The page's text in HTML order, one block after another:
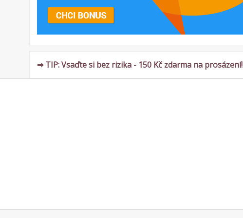
➡ TIP: Vsaďte si bez rizika - 150 Kč zdarma na prosázení!